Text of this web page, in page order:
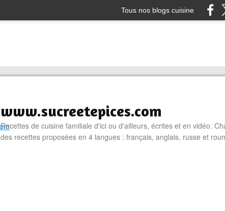
Tous nos blogs cuisine
www.sucreetepices.com
Recettes de cuisine familiale d'ici ou d'ailleurs, écrites et en vidéo.
des recettes proposées en 4 langues : français, anglais, russe et